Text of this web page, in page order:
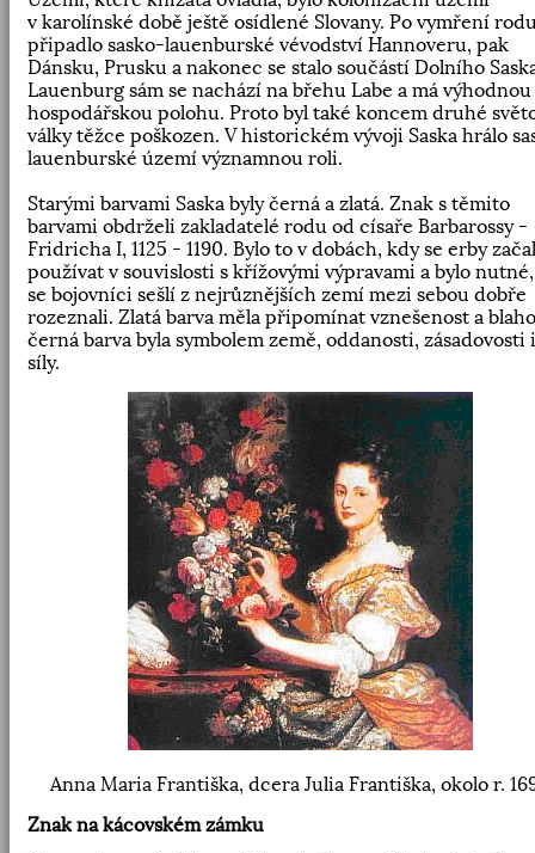
v karolínské době ještě osídlené Slovany. Po vymření
připadlo sasko-lauenburské vévodství Hannoveru, pak
Dánsku, Prusku a nakonec se stalo součástí Dolního
Lauenburg sám se nachází na břehu Labe a má výhodnou
hospodářskou polohu. Proto byl také koncem druhé
války těžce poškozen. V historickém vývoji Saska hrálo
lauenburské území významnou roli.
Starými barvami Saska byly černá a zlatá. Znak s těmito
barvami obdrželi zakladatelé rodu od císaře Barbarossy -
Fridricha I, 1125 - 1190. Bylo to v dobách, kdy se erby
používat v souvislosti s křížovými výpravami a bylo
se bojovníci sešlí z nejrůznějších zemí mezi sebou dobře
rozeznali. Zlatá barva měla připomínat vznešenost a
černá barva byla symbolem země, oddanosti, zásadovosti i
síly.
Anna Maria Františka, dcera Julia Františka, okolo r.
Znak na kácovském zámku